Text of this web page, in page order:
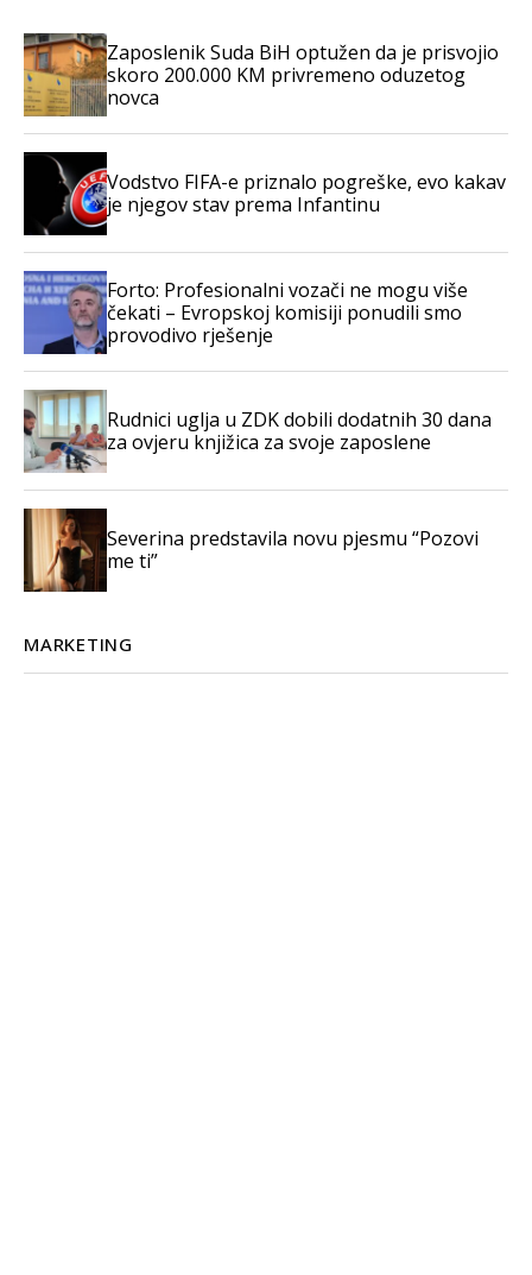
Zaposlenik Suda BiH optužen da je prisvojio
skoro 200.000 KM privremeno oduzetog
novca
Vodstvo FIFA-e priznalo pogreške, evo kakav
je njegov stav prema Infantinu
Forto: Profesionalni vozači ne mogu više
čekati – Evropskoj komisiji ponudili smo
provodivo rješenje
Rudnici uglja u ZDK dobili dodatnih 30 dana
za ovjeru knjižica za svoje zaposlene
Severina predstavila novu pjesmu “Pozovi
me ti”
MARKETING